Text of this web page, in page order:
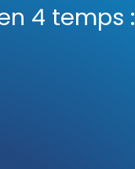
4 temps :